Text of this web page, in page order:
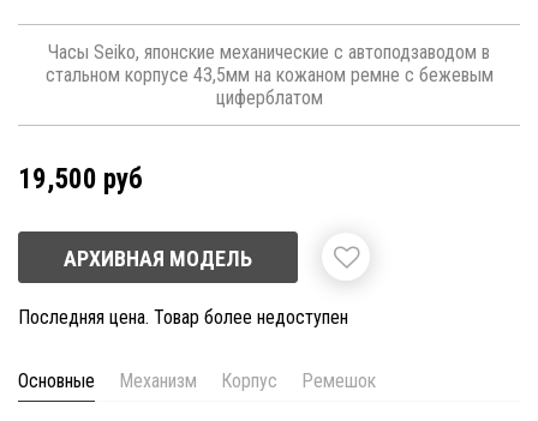
Часы Seiko, японские механические с автоподзаводом в
стальном корпусе 43,5мм на кожаном ремне с бежевым
циферблатом
19,500 руб
АРХИВНАЯ МОДЕЛЬ
Последняя цена. Товар более недоступен
Основные Механизм Корпус Ремешок